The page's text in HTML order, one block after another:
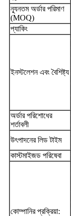
ন্যূনতম অর্ডার পরিমাণ
(MOQ)
প্যাকিং
ইনস্টলেশন এবং বৈশিষ্ট্য
অর্ডার পরিশোধের
শর্তাবলী
উৎপাদনের লিড টাইম
কাস্টমাইজড পরিষেবা
কোম্পানির প্রক্রিয়া: